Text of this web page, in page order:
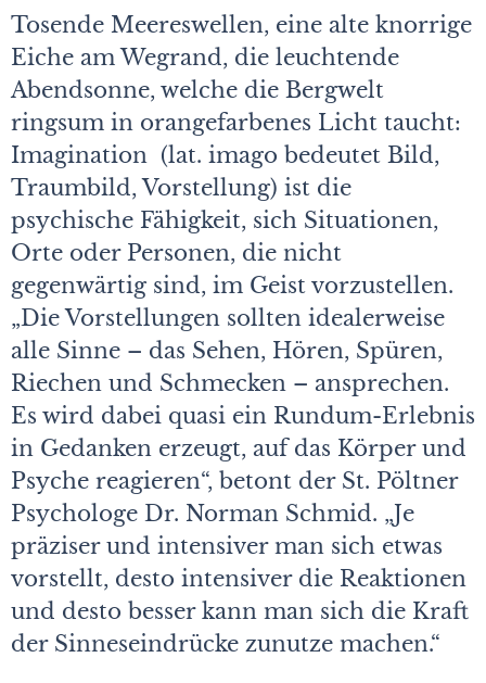
Tosende Meereswellen, eine alte knorrige
Eiche am Wegrand, die leuchtende
Abendsonne, welche die Bergwelt
ringsum in orangefarbenes Licht taucht:
Imagination (lat. imago bedeutet Bild,
Traumbild, Vorstellung) ist die
psychische Fähigkeit, sich Situationen,
Orte oder Personen, die nicht
gegenwärtig sind, im Geist vorzustellen.
„Die Vorstellungen sollten idealerweise
alle Sinne – das Sehen, Hören, Spüren,
Riechen und Schmecken – ansprechen.
Es wird dabei quasi ein Rundum-Erlebnis
in Gedanken erzeugt, auf das Körper und
Psyche reagieren“, betont der St. Pöltner
Psychologe Dr. Norman Schmid. „Je
präziser und intensiver man sich etwas
vorstellt, desto intensiver die Reaktionen
und desto besser kann man sich die Kraft
der Sinneseindrücke zunutze machen.“